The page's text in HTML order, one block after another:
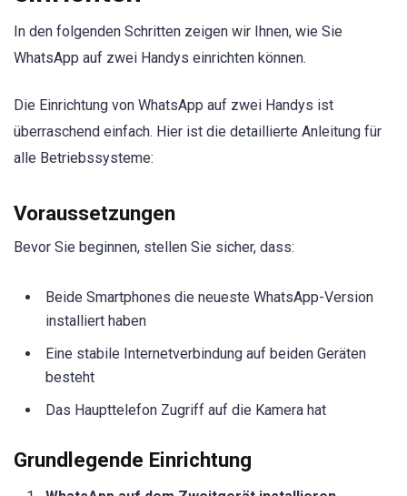
In den folgenden Schritten zeigen wir Ihnen, wie Sie
WhatsApp auf zwei Handys einrichten können.
Die Einrichtung von WhatsApp auf zwei Handys ist
überraschend einfach. Hier ist die detaillierte Anleitung für
alle Betriebssysteme:
Voraussetzungen
Bevor Sie beginnen, stellen Sie sicher, dass:
Beide Smartphones die neueste WhatsApp-Version
installiert haben
Eine stabile Internetverbindung auf beiden Geräten
besteht
Das Haupttelefon Zugriff auf die Kamera hat
Grundlegende Einrichtung